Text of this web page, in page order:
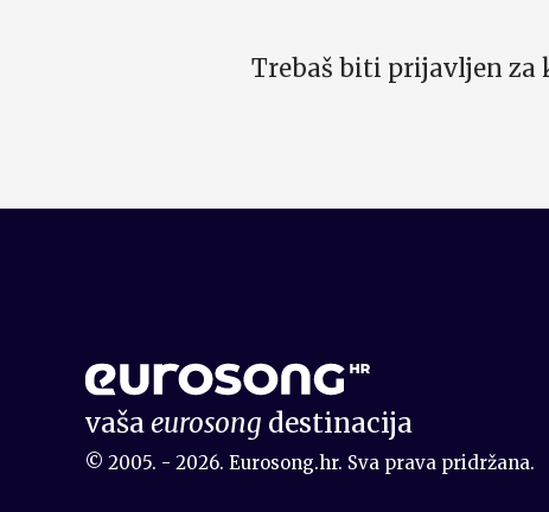
Trebaš biti prijavljen za
vašaeurosong destinacija
© 2005. - 2026. Eurosong.hr. Sva prava pridržana.